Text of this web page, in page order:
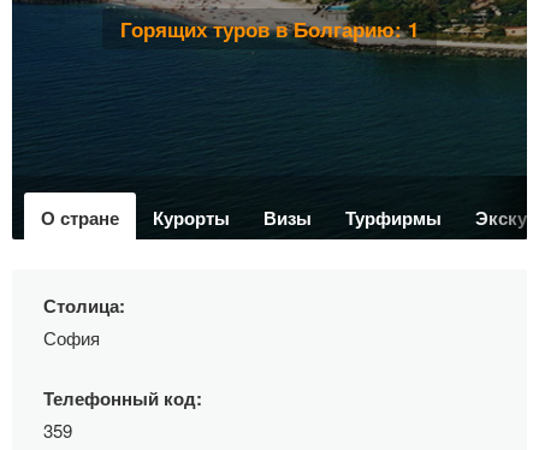
Горящих туров в Болгарию: 1
О стране Курорты Визы Турфирмы
Столица:
София
Телефонный код:
359